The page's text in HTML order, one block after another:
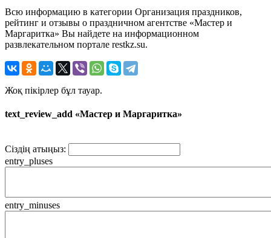
Всю информацию в категории Организация праздников,
рейтинг и отзывы о праздничном агентстве «Мастер и
Маргаритка» Вы найдете на информационном
развлекательном портале restkz.su.
Жоқ пікірлер бұл тауар.
text_review_add «Мастер и Маргаритка»
Сіздің атыңыз:
entry_pluses
entry_minuses